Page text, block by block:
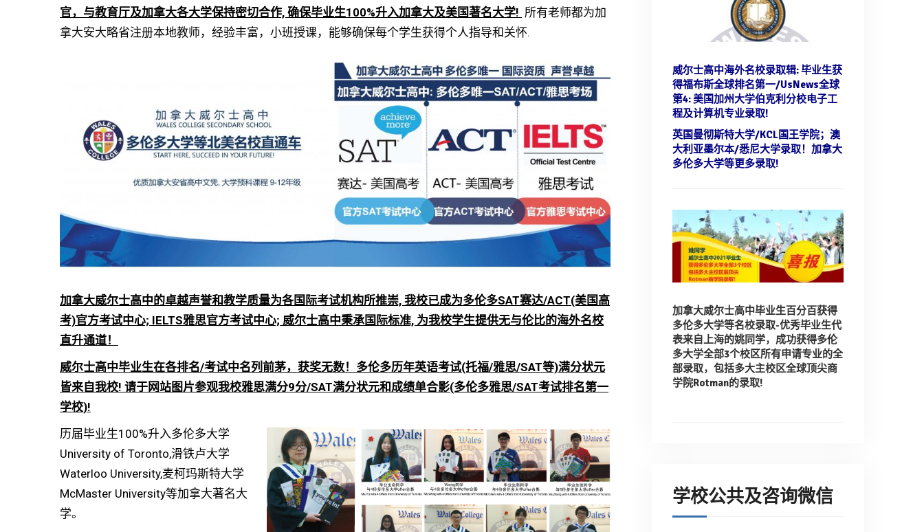
官，与教育厅及加拿大各大学保持密切合作, 确保毕业生100%升入加拿大及美国著名大学! 所有老师都为加
拿大安大略省注册本地教师，经验丰富，小班授课，能够确保每个学生获得个人指导和关怀.
加拿大威尔士高中的卓越声誉和教学质量为各国际考试机构所推崇, 我校已成为多伦多SAT赛达/ACT(美国高
考)官方考试中心; IELTS雅思官方考试中心; 威尔士高中秉承国际标准, 为我校学生提供无与伦比的海外名校
直升通道！
威尔士高中毕业生在各排名/考试中名列前茅，获奖无数！多伦多历年英语考试(托福/雅思/SAT等)满分状元
皆来自我校! 请于网站图片参观我校雅思满分9分/SAT满分状元和成绩单合影(多伦多雅思/SAT考试排名第一
学校)!
历届毕业生100%升入多伦多大学
University of Toronto,滑铁卢大学
Waterloo University,麦柯玛斯特大学
McMaster University等加拿大著名大
学。
威尔士高中海外名校录取辑: 毕业生获
得福布斯全球排名第一/UsNews全球
第4:美国加州大学伯克利分校电子工
程及计算机专业录取!
英国曼彻斯特大学/KCL国王学院；澳
大利亚墨尔本/悉尼大学录取！ 加拿大
多伦多大学等更多录取!
加拿大威尔士高中毕业生百分百获得
多伦多大学等名校录取-优秀毕业生代
表来自上海的姚同学， 成功获得多伦
多大学全部3个校区所有申请专业的全
部录取， 包括多大主校区全球顶尖商
学院Rotman的录取!
学校公共及咨询微信